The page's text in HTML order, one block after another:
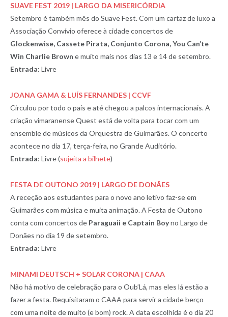
SUAVE FEST 2019 | LARGO DA MISERICÓRDIA
Setembro é também mês do Suave Fest. Com um cartaz de luxo a
Associação Convívio oferece à cidade concertos de
Glockenwise, Cassete Pirata, Conjunto Corona, You Can’te
Win Charlie Brown e muito mais nos dias 13 e 14 de setembro.
Entrada: Livre
JOANA GAMA & LUÍS FERNANDES | CCVF
Circulou por todo o país e até chegou a palcos internacionais. A
criação vimaranense Quest está de volta para tocar com um
ensemble de músicos da Orquestra de Guimarães. O concerto
acontece no dia 17, terça-feira, no Grande Auditório.
Entrada: Livre (sujeita a bilhete)
FESTA DE OUTONO 2019 | LARGO DE DONÃES
A receção aos estudantes para o novo ano letivo faz-se em
Guimarães com música e muita animação. A Festa de Outono
conta com concertos de Paraguaii e Captain Boyno Largo de
Donães no dia 19 de setembro.
Entrada: Livre
MINAMI DEUTSCH + SOLAR CORONA | CAAA
Não há motivo de celebração para o Oub’Lá, mas eles lá estão a
fazer a festa. Requisitaram o CAAA para servir a cidade berço
com uma noite de muito (e bom) rock. A data escolhida é o dia 20